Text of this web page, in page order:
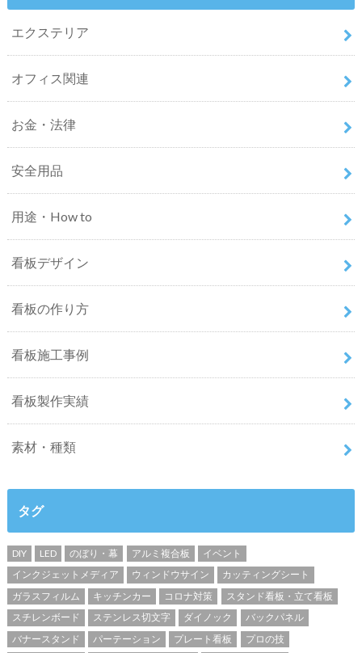
エクステリア
オフィス関連
お金・法律
安全用品
用途・How to
看板デザイン
看板の作り方
看板施工事例
看板製作実績
素材・種類
タグ
DIY LED のぼり・幕 アルミ複合板
イベント
インクジェットメディア
ウィンドウサイン
カッティングシート
ガラスフィルム
キッチンカー コロナ対策
スタンド看板・立て看板
スチレンボード
ステンレス切文字 ダイノック
バックパネル
バナースタンド
パーテーション プレート看板
プロの技